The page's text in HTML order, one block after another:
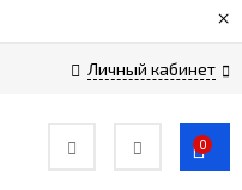
×
Личный кабинет
0